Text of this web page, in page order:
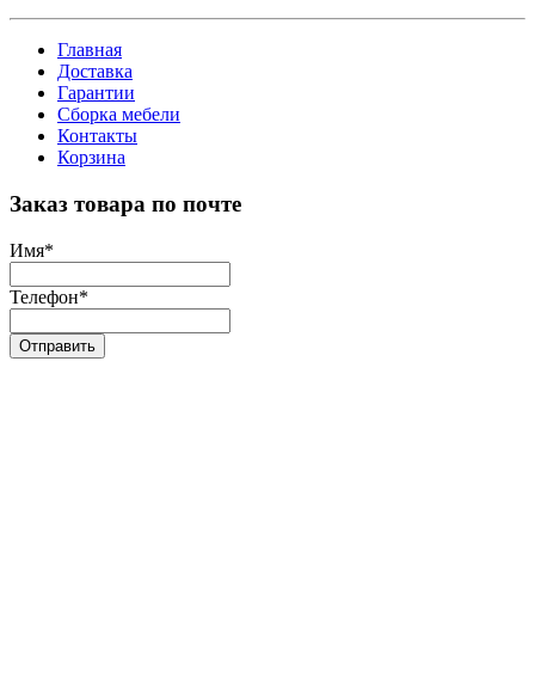
Главная
Доставка
Гарантии
Сборка мебели
Контакты
Корзина
Заказ товара по почте
Имя*
Телефон*
Отправить